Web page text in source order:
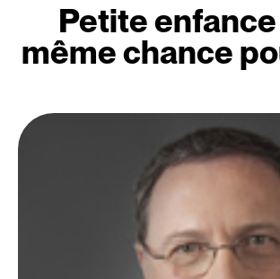
Petite enfance
même chance